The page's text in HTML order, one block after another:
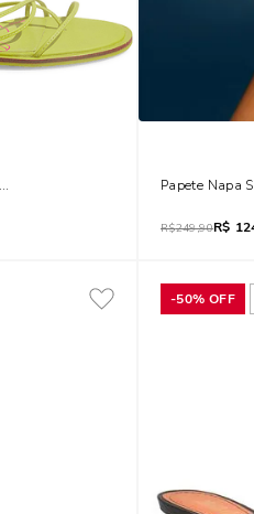
Em Camurça Verde Limão Zé Carioca
Papete Napa
R$249,90R$
-50% OFF